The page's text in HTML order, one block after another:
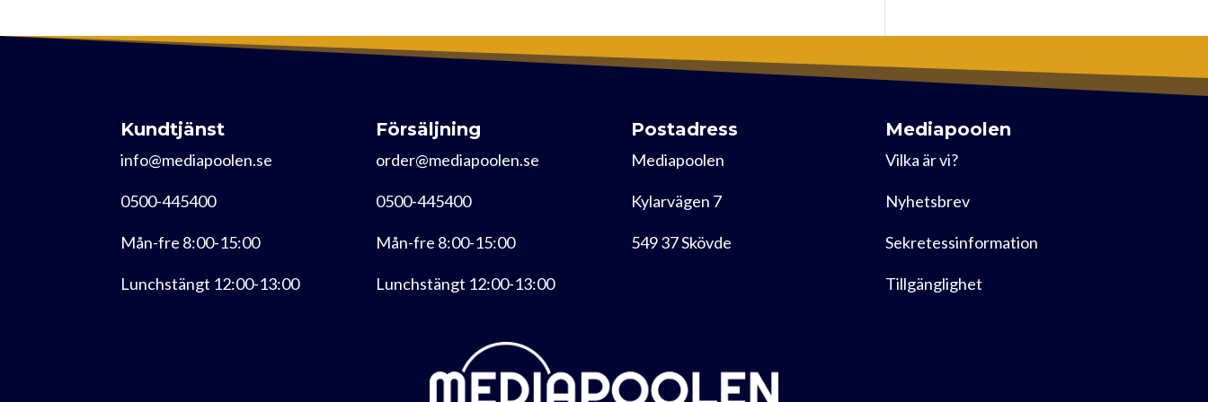
Kundtjänst
info@mediapoolen.se
0500-445400
Mån-fre 8:00-15:00
Lunchstängt 12:00-13:00
Försäljning
order@mediapoolen.se
0500-445400
Mån-fre 8:00-15:00
Lunchstängt 12:00-13:00
Postadress
Mediapoolen
Kylarvägen 7
549 37 Skövde
Mediapoolen
Vilka är vi?
Nyhetsbrev
Sekretessinformation
Tillgänglighet